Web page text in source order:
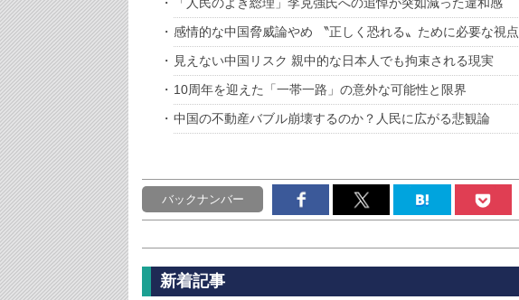
「人民のよき総理」李克強氏への追悼が突如減った違和感
感情的な中国脅威論やめ 〝正しく恐れる〟ために必要な視点
見えない中国リスク 親中的な日本人でも拘束される現実
10周年を迎えた「一帯一路」の意外な可能性と限界
中国の不動産バブル崩壊するのか？人民に広がる悲観論
バックナンバー
新着記事